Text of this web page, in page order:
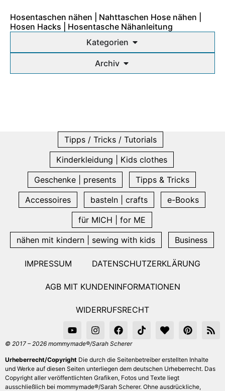
Hosentaschen nähen | Nahttaschen Hose nähen |
Hosen Hacks | Hosentasche Nähanleitung
Kategorien
Archiv
Tipps / Tricks / Tutorials
Kinderkleidung | Kids clothes
Geschenke | presents
Tipps & Tricks
Accessoires
basteln | crafts
e-Books
für MICH | for ME
nähen mit kindern | sewing with kids
Business
IMPRESSUM DATENSCHUTZERKLÄRUNG
AGB MIT KUNDENINFORMATIONEN
WIDERRUFSRECHT
© 2017 – 2026 mommymade®/Sarah Scherer
Urheberrecht/Copyright Die durch die Seitenbetreiber erstellten Inhalte
und Werke auf diesen Seiten unterliegen dem deutschen Urheberrecht. Das
Copyright aller veröffentlichten Grafiken, Fotos und Texte liegt
ausschließlich bei mommymade®/Sarah Scherer. Ohne ausdrückliche,